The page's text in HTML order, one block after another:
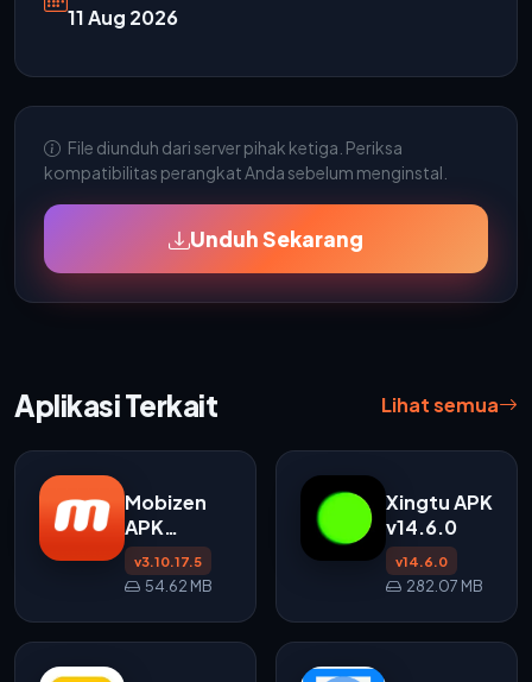
11 Aug 2026
File diunduh dari server pihak ketiga. Periksa
kompatibilitas perangkat Anda sebelum menginstal.
Unduh Sekarang
Aplikasi Terkait Lihat semua
Mobizen
APK
v3.10.17.5
untuk
v3.10.17.5
54.62 MB
Xingtu APK
v14.6.0
v14.6.0
282.07 MB